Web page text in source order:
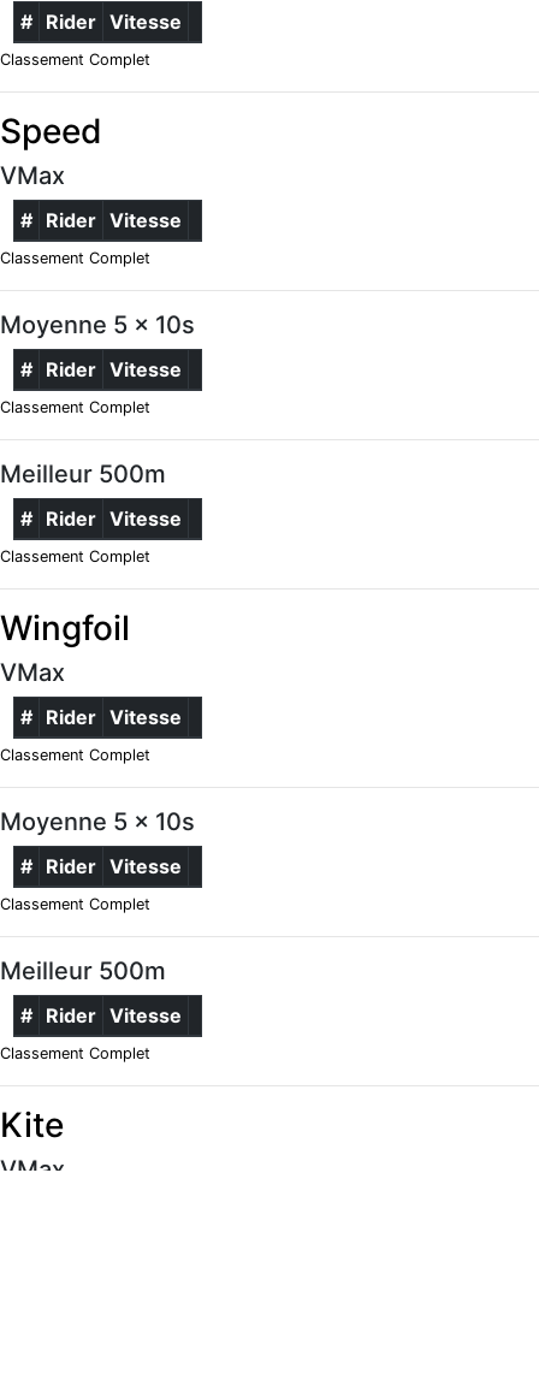
# Rider Vitesse
Classement Complet
Speed
VMax
# Rider Vitesse
Classement Complet
Moyenne 5 x 10s
# Rider Vitesse
Classement Complet
Meilleur 500m
# Rider Vitesse
Classement Complet
Wingfoil
VMax
# Rider Vitesse
Classement Complet
Moyenne 5 x 10s
# Rider Vitesse
Classement Complet
Meilleur 500m
# Rider Vitesse
Classement Complet
Kite
VMax